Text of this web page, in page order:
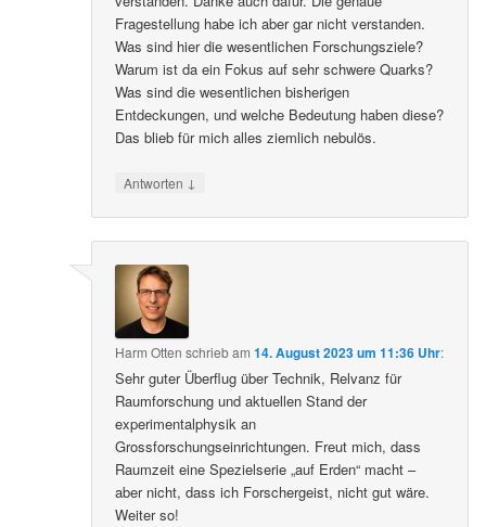
Fragestellung habe ich aber gar nicht verstanden.
Was sind hier die wesentlichen Forschungsziele?
Warum ist da ein Fokus auf sehr schwere Quarks?
Was sind die wesentlichen bisherigen
Entdeckungen, und welche Bedeutung haben diese?
Das blieb für mich alles ziemlich nebulös.
Antworten ↓
Harm Otten schriebam14. August 2023 um 11:36 Uhr:
Sehr guter Überflug über Technik, Relvanz für
Raumforschung und aktuellen Stand der
experimentalphysik an
Grossforschungseinrichtungen. Freut mich, dass
Raumzeit eine Spezielserie „auf Erden“ macht –
aber nicht, dass ich Forschergeist, nicht gut wäre.
Weiter so!